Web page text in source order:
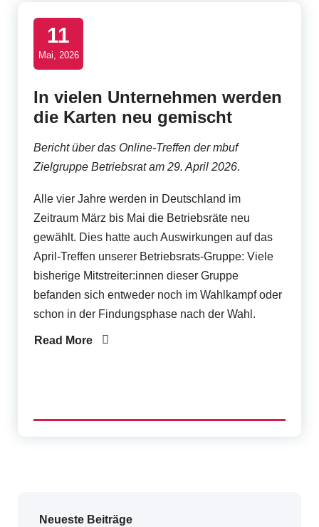
11
Mai, 2026
In vielen Unternehmen werden
die Karten neu gemischt
Bericht über das Online-Treffen der mbuf
Zielgruppe Betriebsrat am 29. April 2026.
Alle vier Jahre werden in Deutschland im
Zeitraum März bis Mai die Betriebsräte neu
gewählt. Dies hatte auch Auswirkungen auf das
April-Treffen unserer Betriebsrats-Gruppe: Viele
bisherige Mitstreiter:innen dieser Gruppe
befanden sich entweder noch im Wahlkampf oder
schon in der Findungsphase nach der Wahl.
Read More
Neueste Beiträge